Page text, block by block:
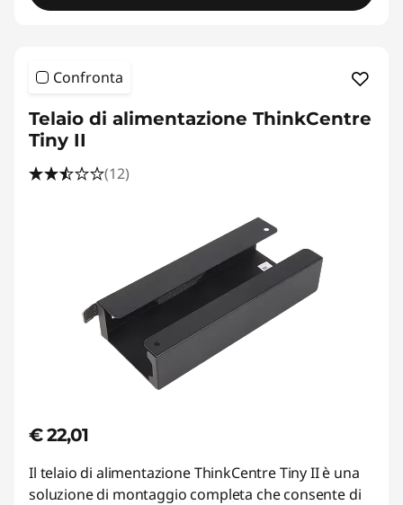
Confronta
Telaio di alimentazione ThinkCentre
Tiny II
(12)
€ 22,01
Il telaio di alimentazione ThinkCentre Tiny II è una
soluzione di montaggio completa che consente di